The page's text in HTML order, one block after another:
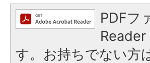
PDFフ
す。お持ちでない方